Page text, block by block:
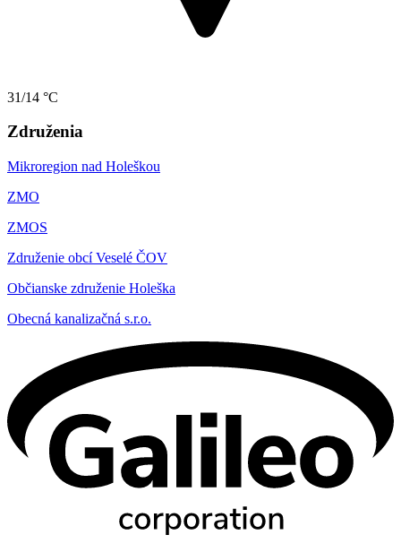
31/14 °C
Združenia
Mikroregion nad Holeškou
ZMO
ZMOS
Združenie obcí Veselé ČOV
Občianske združenie Holeška
Obecná kanalizačná s.r.o.